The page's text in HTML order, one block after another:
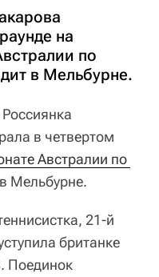
на
по
в Мельбурне.
Россиянка
в четвертом
Австралии по
Мельбурне.
21-й
британке
Поединок